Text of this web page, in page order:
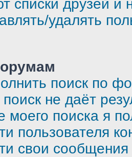
списки друзей и
удалять
поиск по
не даёт
моего поиска я
пользователя
свои